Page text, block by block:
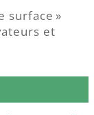
surface »
et